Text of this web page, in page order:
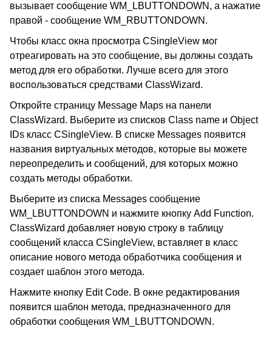
вызывает сообщение WM_LBUTTONDOWN, а нажатие
правой - сообщение WM_RBUTTONDOWN.
Чтобы класс окна просмотра CSingleView мог
отреагировать на это сообщение, вы должны создать
метод для его обработки. Лучше всего для этого
воспользоваться средствами ClassWizard.
Откройте страницу Message Maps на панели
ClassWizard. Выберите из списков Class name и Object
IDs класс CSingleView. В списке Messages появится
названия виртуальных методов, которые вы можете
переопределить и сообщений, для которых можно
создать методы обработки.
Выберите из списка Messages сообщение
WM_LBUTTONDOWN и нажмите кнопку Add Function.
ClassWizard добавляет новую строку в таблицу
сообщений класса CSingleView, вставляет в класс
описание нового метода обработчика сообщения и
создает шаблон этого метода.
Нажмите кнопку Edit Code. В окне редактирования
появится шаблон метода, предназначенного для
обработки сообщения WM_LBUTTONDOWN.